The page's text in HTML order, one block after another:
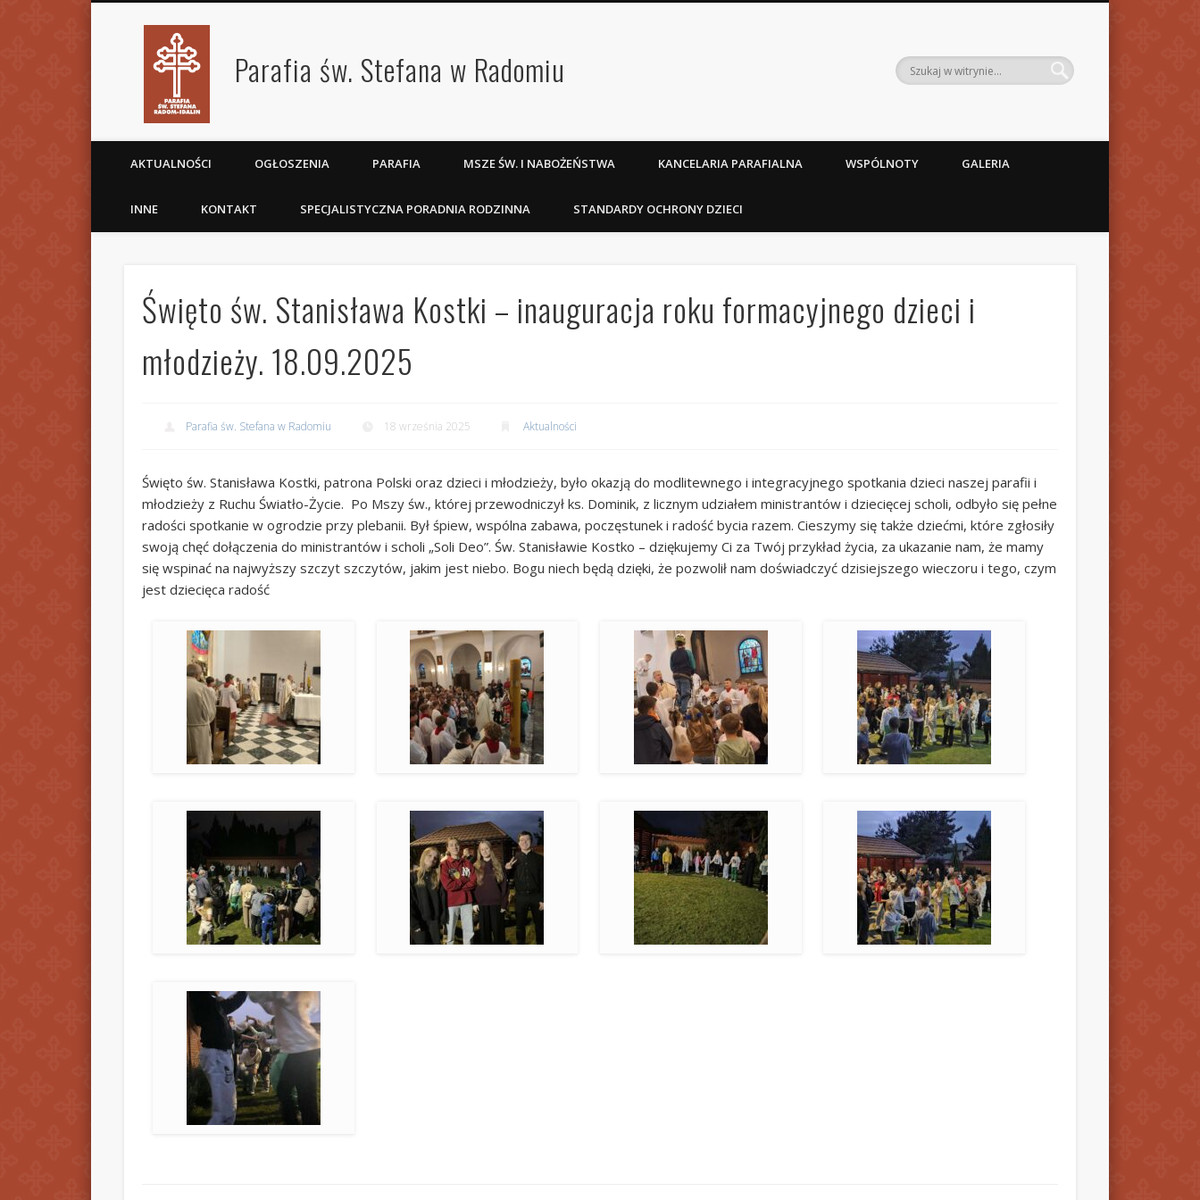
Parafia św. Stefana w Radomiu
AKTUALNOŚCI OGŁOSZENIA PARAFIA MSZE ŚW. I NABOŻEŃSTWA KANCELARIA PARAFIALNA WSPÓLNOTY GALERIA
INNE KONTAKT SPECJALISTYCZNA PORADNIA RODZINNA STANDARDY OCHRONY DZIECI
Święto św. Stanisława Kostki – inauguracja roku formacyjnego dzieci i
młodzieży. 18.09.2025
Parafia św. Stefana w Radomiu 18 września 2025 Aktualności
Święto św. Stanisława Kostki, patrona Polski oraz dzieci i młodzieży, było okazją do modlitewnego i integracyjnego spotkania dzieci naszej parafii i
młodzieży z Ruchu Światło-Życie. Po Mszy św., której przewodniczył ks. Dominik, z licznym udziałem ministrantów i dziecięcej scholi, odbyło się pełne
radości spotkanie w ogrodzie przy plebanii. Był śpiew, wspólna zabawa, poczęstunek i radość bycia razem. Cieszymy się także dziećmi, które zgłosiły
swoją chęć dołączenia do ministrantów i scholi „Soli Deo”. Św. Stanisławie Kostko – dziękujemy Ci za Twój przykład życia, za ukazanie nam, że mamy
się wspinać na najwyższy szczyt szczytów, jakim jest niebo. Bogu niech będą dzięki, że pozwolił nam doświadczyć dzisiejszego wieczoru i tego, czym
jest dziecięca radość